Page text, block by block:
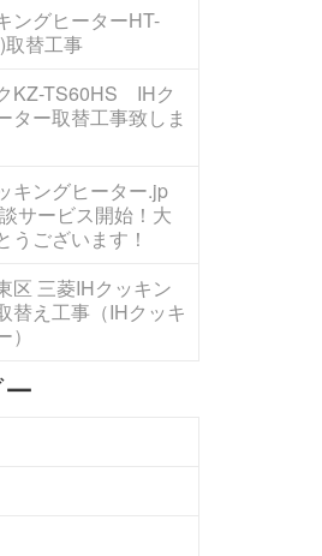
ングヒーターHT-
替工事
KZ-TS60HS IHク
ター取替工事致しま
キングヒーター.jp
サービス開始！大
うございます！
区 三菱IHクッキン
替え工事（IHクッキ